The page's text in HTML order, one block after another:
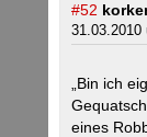
#52
31.03.2010
„Bin ich
eines